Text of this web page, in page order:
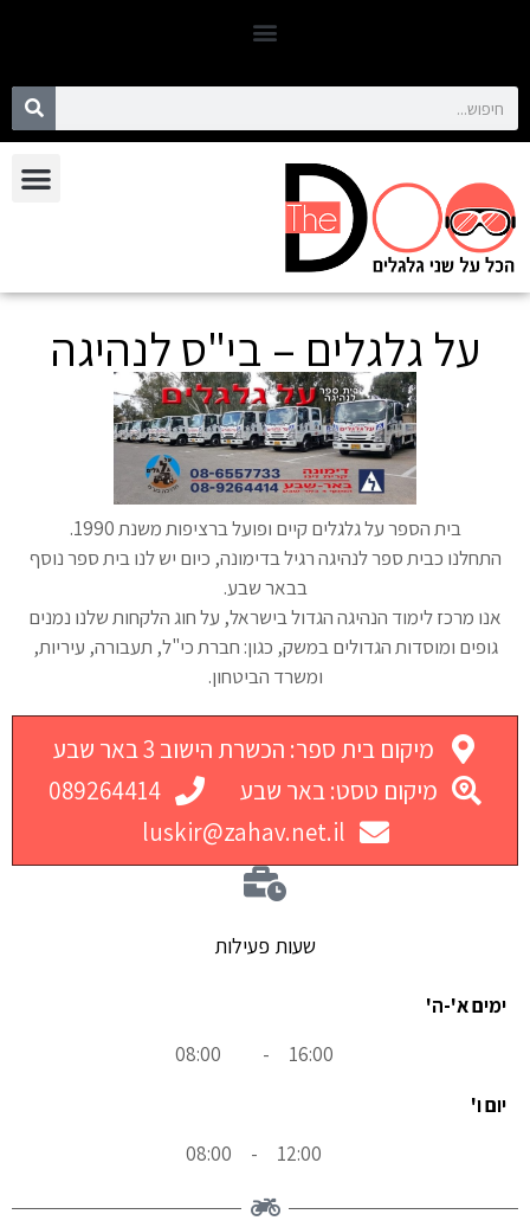
על גלגלים – בי"ס לנהיגה
בית הספר על גלגלים קיים ופועל ברציפות משנת 1990.
התחלנו כבית ספר לנהיגה רגיל בדימונה, כיום יש לנו בית ספר נוסף
בבאר שבע.
אנו מרכז לימוד הנהיגה הגדול בישראל, על חוג הלקחות שלנו נמנים
גופים ומוסדות הגדולים במשק, כגון: חברת כי"ל, תעבורה, עיריות,
ומשרד הביטחון.
מיקום בית ספר: הכשרת הישוב 3 באר שבע
מיקום טסט: באר שבע
089264414
luskir@zahav.net.il
שעות פעילות
ימים א'-ה'
16:00
-
08:00
יום ו'
12:00
-
08:00